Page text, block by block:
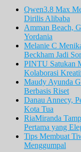
Qwen3.8 Max
Dirilis Alibaba
Amman Beach,
Yordania
Melanie C
Beckham Jadi
PINTU Satukan
Kolaborasi
Maudy Ayunda
Berbasis Riset
Danau Annecy,
Kota Tua
RiaMiranda
Pertama yang
Tips Membuat
Menggumpal